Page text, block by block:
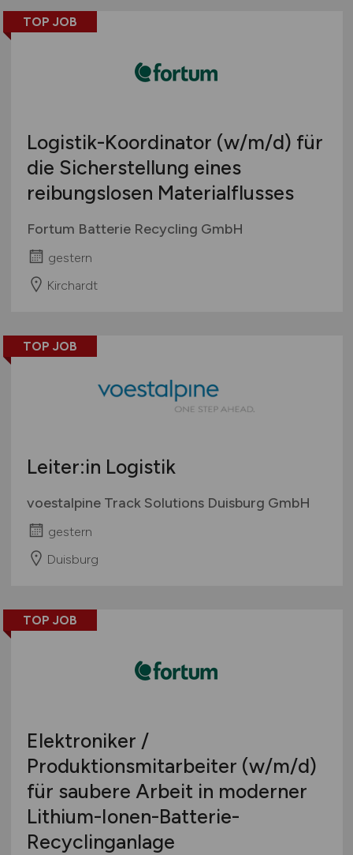
TOP JOB
Logistik-Koordinator (w/m/d) für
die Sicherstellung eines
reibungslosen Materialflusses
Fortum Batterie Recycling GmbH
gestern
Kirchardt
TOP JOB
Leiter:in Logistik
voestalpine Track Solutions Duisburg GmbH
gestern
Duisburg
TOP JOB
Elektroniker /
Produktionsmitarbeiter (w/m/d)
für saubere Arbeit in moderner
Lithium-Ionen-Batterie-
Recyclinganlage